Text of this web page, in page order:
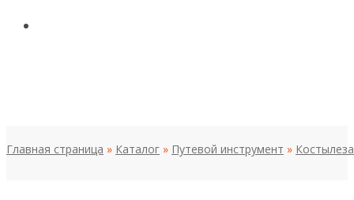
Главная страница » Каталог » Путевой инструмент »